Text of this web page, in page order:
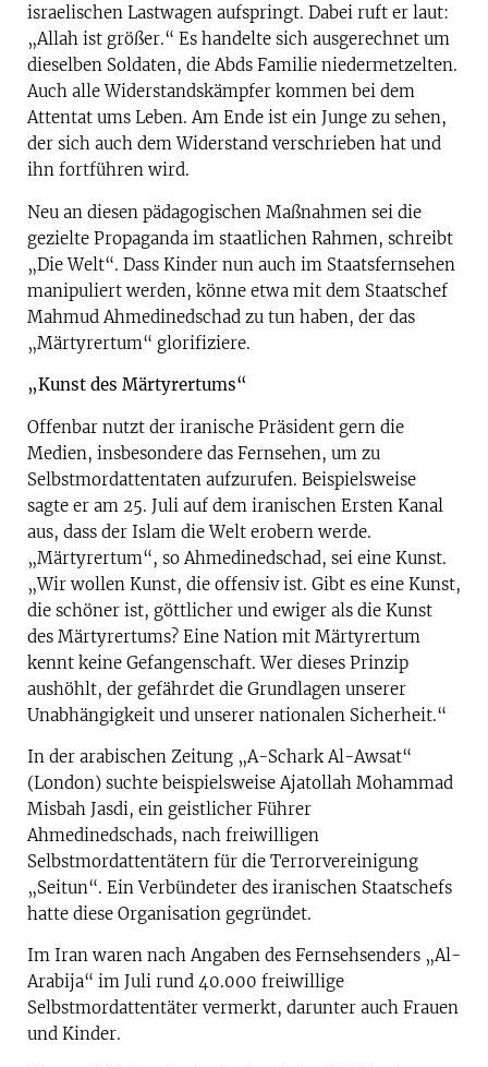
israelischen Lastwagen aufspringt. Dabei ruft er laut:
„Allah ist größer.“ Es handelte sich ausgerechnet um
dieselben Soldaten, die Abds Familie niedermetzelten.
Auch alle Widerstandskämpfer kommen bei dem
Attentat ums Leben. Am Ende ist ein Junge zu sehen,
der sich auch dem Widerstand verschrieben hat und
ihn fortführen wird.
Neu an diesen pädagogischen Maßnahmen sei die
gezielte Propaganda im staatlichen Rahmen, schreibt
„Die Welt“. Dass Kinder nun auch im Staatsfernsehen
manipuliert werden, könne etwa mit dem Staatschef
Mahmud Ahmedinedschad zu tun haben, der das
„Märtyrertum“ glorifiziere.
„Kunst des Märtyrertums“
Offenbar nutzt der iranische Präsident gern die
Medien, insbesondere das Fernsehen, um zu
Selbstmordattentaten aufzurufen. Beispielsweise
sagte er am 25. Juli auf dem iranischen Ersten Kanal
aus, dass der Islam die Welt erobern werde.
„Märtyrertum“, so Ahmedinedschad, sei eine Kunst.
„Wir wollen Kunst, die offensiv ist. Gibt es eine Kunst,
die schöner ist, göttlicher und ewiger als die Kunst
des Märtyrertums? Eine Nation mit Märtyrertum
kennt keine Gefangenschaft. Wer dieses Prinzip
aushöhlt, der gefährdet die Grundlagen unserer
Unabhängigkeit und unserer nationalen Sicherheit.“
In der arabischen Zeitung „A-Schark Al-Awsat“
(London) suchte beispielsweise Ajatollah Mohammad
Misbah Jasdi, ein geistlicher Führer
Ahmedinedschads, nach freiwilligen
Selbstmordattentätern für die Terrorvereinigung
„Seitun“. Ein Verbündeter des iranischen Staatschefs
hatte diese Organisation gegründet.
Im Iran waren nach Angaben des Fernsehsenders „Al-
Arabija“ im Juli rund 40.000 freiwillige
Selbstmordattentäter vermerkt, darunter auch Frauen
und Kinder.